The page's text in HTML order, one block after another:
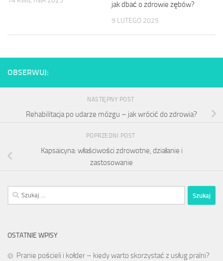
jak dbać o zdrowie zębów?
9 LUTEGO 2025
OBSERWUJ:
NASTĘPNY POST
Rehabilitacja po udarze mózgu – jak wrócić do zdrowia?
POPRZEDNI POST
Kapsaicyna: właściwości zdrowotne, działanie i
zastosowanie
Szukaj:
OSTATNIE WPISY
Pranie pościeli i kołder – kiedy warto skorzystać z usług pralni?